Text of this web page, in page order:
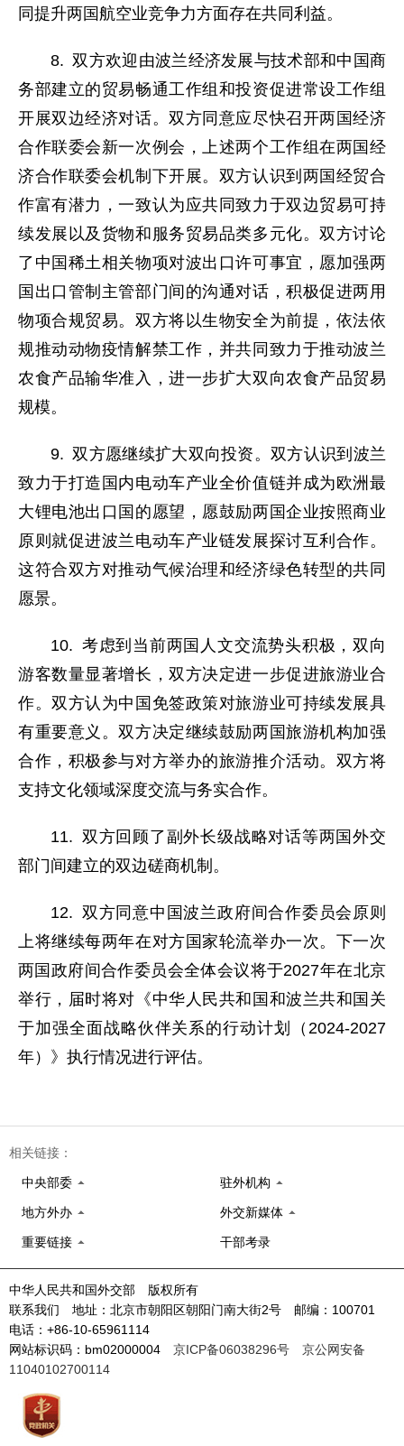
同提升两国航空业竞争力方面存在共同利益。
8. 双方欢迎由波兰经济发展与技术部和中国商
务部建立的贸易畅通工作组和投资促进常设工作组
开展双边经济对话。双方同意应尽快召开两国经济
合作联委会新一次例会，上述两个工作组在两国经
济合作联委会机制下开展。双方认识到两国经贸合
作富有潜力，一致认为应共同致力于双边贸易可持
续发展以及货物和服务贸易品类多元化。双方讨论
了中国稀土相关物项对波出口许可事宜，愿加强两
国出口管制主管部门间的沟通对话，积极促进两用
物项合规贸易。双方将以生物安全为前提，依法依
规推动动物疫情解禁工作，并共同致力于推动波兰
农食产品输华准入，进一步扩大双向农食产品贸易
规模。
9. 双方愿继续扩大双向投资。双方认识到波兰
致力于打造国内电动车产业全价值链并成为欧洲最
大锂电池出口国的愿望，愿鼓励两国企业按照商业
原则就促进波兰电动车产业链发展探讨互利合作。
这符合双方对推动气候治理和经济绿色转型的共同
愿景。
10. 考虑到当前两国人文交流势头积极，双向
游客数量显著增长，双方决定进一步促进旅游业合
作。双方认为中国免签政策对旅游业可持续发展具
有重要意义。双方决定继续鼓励两国旅游机构加强
合作，积极参与对方举办的旅游推介活动。双方将
支持文化领域深度交流与务实合作。
11. 双方回顾了副外长级战略对话等两国外交
部门间建立的双边磋商机制。
12. 双方同意中国波兰政府间合作委员会原则
上将继续每两年在对方国家轮流举办一次。下一次
两国政府间合作委员会全体会议将于2027年在北京
举行，届时将对《中华人民共和国和波兰共和国关
于加强全面战略伙伴关系的行动计划（2024-2027
年）》执行情况进行评估。
相关链接：
中央部委 驻外机构
地方外办 外交新媒体
重要链接 干部考录
中华人民共和国外交部 版权所有
联系我们 地址：北京市朝阳区朝阳门南大街2号 邮编：100701
电话：+86-10-65961114
网站标识码：bm02000004 京ICP备06038296号
京公网安备
11040102700114